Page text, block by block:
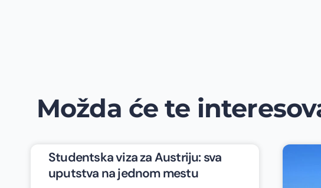
Možda će te
Studentska viza za Austriju: sva
uputstva na jednom mestu